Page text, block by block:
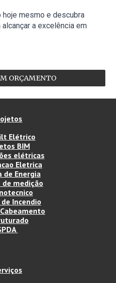
hoje mesmo e descubra
a excelência em
ORÇAMENTO
Elétrico
BIM
elétricas
Eletrica
de Energia
medição
Incendio